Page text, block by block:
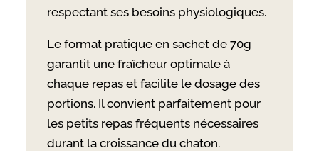
respectant ses besoins physiologiques.
Le format pratique en sachet de 70g
garantit une fraîcheur optimale à
chaque repas et facilite le dosage des
portions. Il convient parfaitement pour
les petits repas fréquents nécessaires
durant la croissance du chaton.